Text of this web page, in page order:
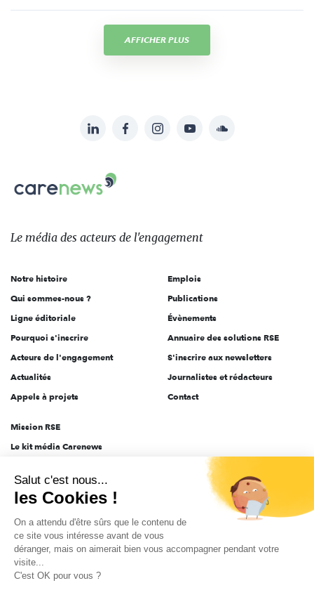
AFFICHER PLUS
sur:
LinkedInFacebookInstagramYouTubeSoundcloud
Carenews,
Le
des
l'engagement
Le média des acteurs de l'engagement
Notre histoire
Qui sommes-nous ?
Ligne éditoriale
Pourquoi s'inscrire
Acteurs de l'engagement
Actualités
Appels à projets
Emplois
Publications
Évènements
Annuaire des solutions RSE
S'inscrire aux newsletters
Journalistes et rédacteurs
Contact
Mission RSE
Le kit média Carenews
AEF info
Novethic
PRODURABLE
Inclusiv Day
Salut c'est nous...
les Cookies !
On a attendu d'être sûrs que le contenu de
ce site vous intéresse avant de vous
déranger, mais on aimerait bien vous accompagner pendant votre
visite...
C'est OK pour vous ?